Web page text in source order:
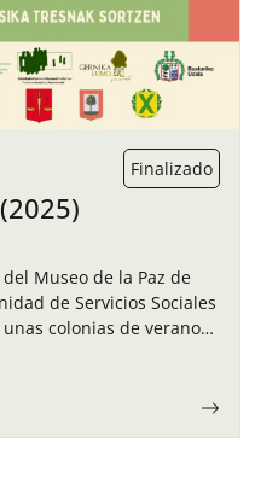
Finalizado
Museo de la Paz de
de Servicios Sociales
colonias de verano